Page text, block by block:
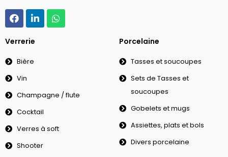
Verrerie
Bière
Vin
Champagne / flute
Cocktail
Verres à soft
Shooter
Porcelaine
Tasses et soucoupes
Sets de Tasses et
soucoupes
Gobelets et mugs
Assiettes, plats et bols
Divers porcelaine